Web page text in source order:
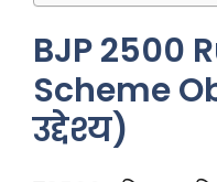
BJP 2500
Scheme
उद्देश्य)